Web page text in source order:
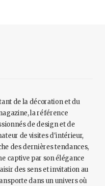
de la décoration et du
la référence
de design et de
de visites d'intérieur,
des dernières tendances,
captive par son élégance
des sens et invitation au
dans un univers où